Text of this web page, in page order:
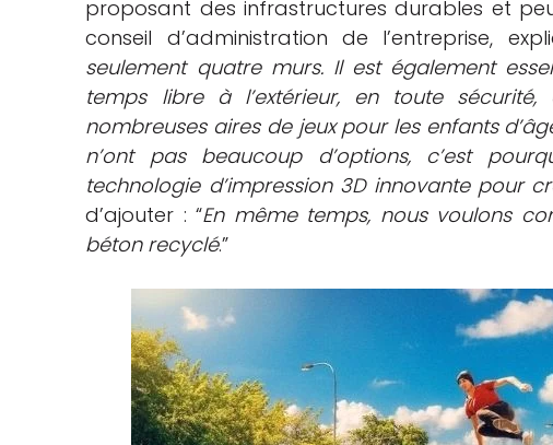
proposant des infrastructures durables et
conseil d’administration de l’entreprise,
seulement quatre murs. Il est également
temps libre à l’extérieur, en toute
nombreuses aires de jeux pour les enfants
n’ont pas beaucoup d’options, c’est
technologie d’impression 3D innovante pour
d’ajouter : “En même temps, nous voulons
béton recyclé.”